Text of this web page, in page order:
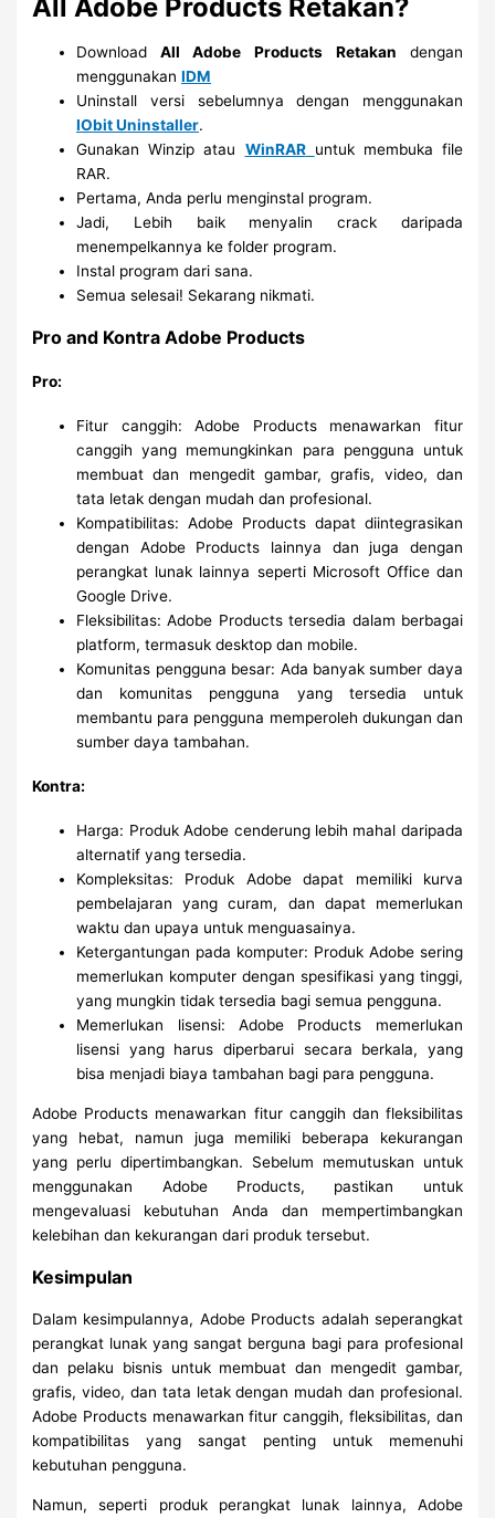
All Adobe Products Retakan?
DownloadAll Adobe Products Retakan dengan
menggunakanIDM
Uninstall versi sebelumnya dengan menggunakan
IObit Uninstaller.
Gunakan Winzip atau WinRAR untuk membuka file
RAR.
Pertama, Anda perlu menginstal program.
Jadi, Lebih baik menyalin crack daripada
menempelkannya ke folder program.
Instal program dari sana.
Semua selesai! Sekarang nikmati.
Pro and Kontra Adobe Products
Pro:
Fitur canggih: Adobe Products menawarkan fitur
canggih yang memungkinkan para pengguna untuk
membuat dan mengedit gambar, grafis, video, dan
tata letak dengan mudah dan profesional.
Kompatibilitas: Adobe Products dapat diintegrasikan
dengan Adobe Products lainnya dan juga dengan
perangkat lunak lainnya seperti Microsoft Office dan
Google Drive.
Fleksibilitas: Adobe Products tersedia dalam berbagai
platform, termasuk desktop dan mobile.
Komunitas pengguna besar: Ada banyak sumber daya
dan komunitas pengguna yang tersedia untuk
membantu para pengguna memperoleh dukungan dan
sumber daya tambahan.
Kontra:
Harga: Produk Adobe cenderung lebih mahal daripada
alternatif yang tersedia.
Kompleksitas: Produk Adobe dapat memiliki kurva
pembelajaran yang curam, dan dapat memerlukan
waktu dan upaya untuk menguasainya.
Ketergantungan pada komputer: Produk Adobe sering
memerlukan komputer dengan spesifikasi yang tinggi,
yang mungkin tidak tersedia bagi semua pengguna.
Memerlukan lisensi: Adobe Products memerlukan
lisensi yang harus diperbarui secara berkala, yang
bisa menjadi biaya tambahan bagi para pengguna.
Adobe Products menawarkan fitur canggih dan fleksibilitas
yang hebat, namun juga memiliki beberapa kekurangan
yang perlu dipertimbangkan. Sebelum memutuskan untuk
menggunakan Adobe Products, pastikan untuk
mengevaluasi kebutuhan Anda dan mempertimbangkan
kelebihan dan kekurangan dari produk tersebut.
Kesimpulan
Dalam kesimpulannya, Adobe Products adalah seperangkat
perangkat lunak yang sangat berguna bagi para profesional
dan pelaku bisnis untuk membuat dan mengedit gambar,
grafis, video, dan tata letak dengan mudah dan profesional.
Adobe Products menawarkan fitur canggih, fleksibilitas, dan
kompatibilitas yang sangat penting untuk memenuhi
kebutuhan pengguna.
Namun, seperti produk perangkat lunak lainnya, Adobe